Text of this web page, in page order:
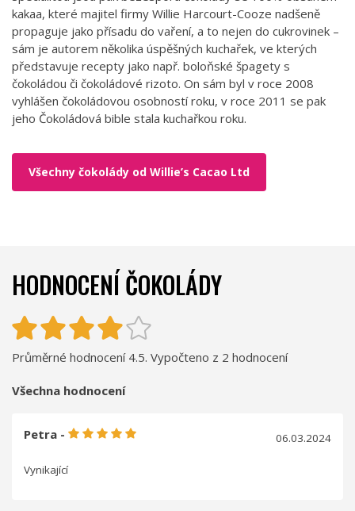
kakaa, které majitel firmy Willie Harcourt-Cooze nadšeně
propaguje jako přísadu do vaření, a to nejen do cukrovinek –
sám je autorem několika úspěšných kuchařek, ve kterých
představuje recepty jako např. boloňské špagety s
čokoládou či čokoládové rizoto. On sám byl v roce 2008
vyhlášen čokoládovou osobností roku, v roce 2011 se pak
jeho Čokoládová bible stala kuchařkou roku.
Všechny čokolády od Willie’s Cacao Ltd
HODNOCENÍ ČOKOLÁDY
Průměrné hodnocení 4.5. Vypočteno z 2 hodnocení
Všechna hodnocení
Petra - 06.03.2024
Vynikající